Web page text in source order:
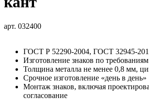
арт. 032400
ГОСТ Р 52290-2004, ГОСТ 32945-
Изготовление знаков по
Толщина металла не менее 0,8 мм,
Срочное изготовление «день в день»
Монтаж знаков, включая
согласование